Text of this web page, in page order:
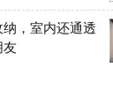
，室内还通透
友